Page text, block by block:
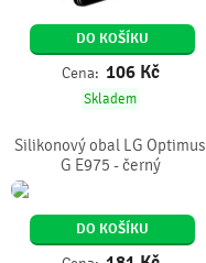
DO KOŠÍKU
Cena: 106 Kč
Skladem
Silikonový obal LG Optimus
G E975 - černý
DO KOŠÍKU